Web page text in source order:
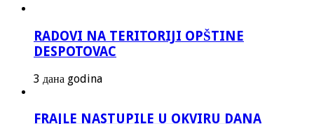
RADOVI NA TERITORIJI OPŠTINE
DESPOTOVAC
3 дана godina
FRAJLE NASTUPILE U OKVIRU DANA